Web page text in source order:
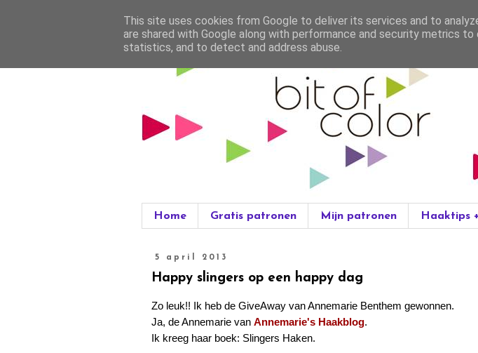
Home Gratis patronen Mijn patronen Haaktips
5 april 2013
Happy slingers op een happy dag
Zo leuk!! Ik heb de GiveAway van Annemarie Benthem gewonnen.
Ja, de Annemarie van Annemarie's Haakblog.
Ik kreeg haar boek: Slingers Haken.
This site uses cookies from Google to deliver its services and to
are shared with Google along with performance and security metrics
statistics, and to detect and address abuse.